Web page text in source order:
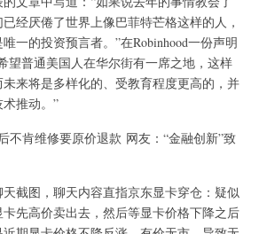
经厌倦了世界上像巴菲特芒格这样的人，
一的投资预言者。”在Robinhood一份声明
望普通美国人在华尔街有一席之地，这样
来将是多样化的、受教育程度更高的，并
推动。”
不肯维修要原价退款 网友：“金融创新”致
截图，聊天内容直指京东显卡穿仓：疑似
先高价卖出去，然后等显卡价格下降之后